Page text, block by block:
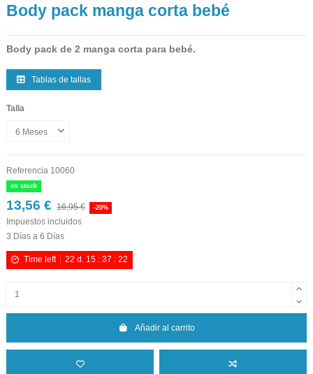
Body pack manga corta bebé
Body pack de 2 manga corta para bebé.
Tablas de tallas
Talla
Referencia 10060
en stock
13,56 € 16,95 € -20%
Impuestos incluidos
3 Días a 6 Días
Time left 22 d. 15 :37 :21
Añadir al carrito